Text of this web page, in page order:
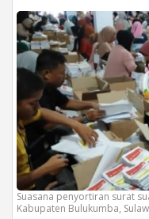
Suasana penyortiran surat
Kabupaten Bulukumba,